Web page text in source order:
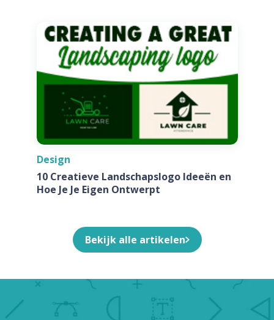
Design
10 Creatieve Landschapslogo Ideeën en
Hoe Je Je Eigen Ontwerpt
Bekijk alle artikelen